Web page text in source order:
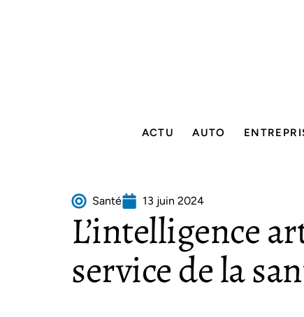
ACTU AUTO
Santé 13 juin 2024
L’intelligence
service de la